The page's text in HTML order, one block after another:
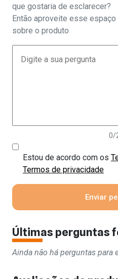
que gostaria de esclarecer?
Então aproveite esse
sobre o produto
0/
Estou de acordo com os
Termos de privacidade
Últimas perguntas
Ainda não há perguntas para